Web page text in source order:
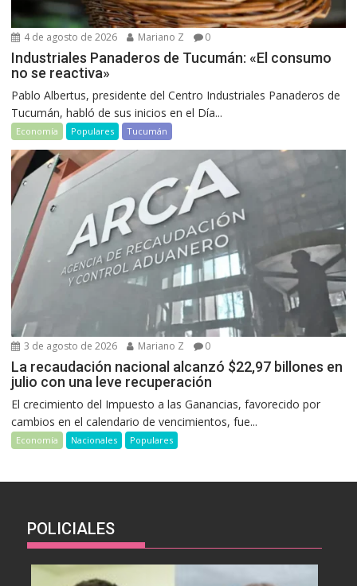
4 de agosto de 2026 Mariano Z 0
Industriales Panaderos de Tucumán: «El consumo
no se reactiva»
Pablo Albertus, presidente del Centro Industriales Panaderos de
Tucumán, habló de sus inicios en el Día...
Economía Populares Tucumán
3 de agosto de 2026 Mariano Z 0
La recaudación nacional alcanzó $22,97 billones en
julio con una leve recuperación
El crecimiento del Impuesto a las Ganancias, favorecido por
cambios en el calendario de vencimientos, fue...
Economía Nacionales Populares
POLICIALES